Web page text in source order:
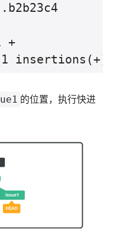
+
的位置，执行快进